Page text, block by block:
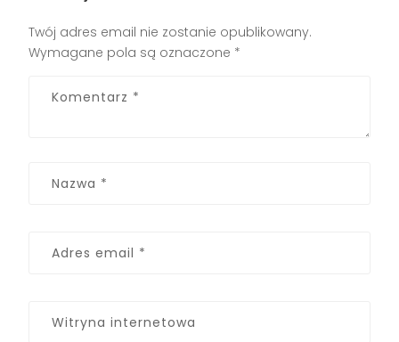
Twój adres email nie zostanie opublikowany.
Wymagane pola są oznaczone *